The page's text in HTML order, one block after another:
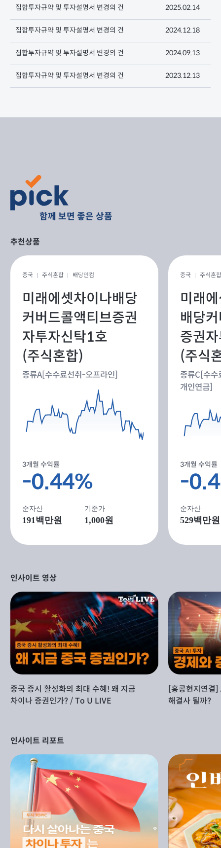
집합투자규약 및 투자설명서 변경의 건 2025.02.14
집합투자규약 및 투자설명서 변경의 건 2024.12.18
집합투자규약 및 투자설명서 변경의 건 2024.09.13
집합투자규약 및 투자설명서 변경의 건 2023.12.13
함께 보면 좋은 상품
추천상품
중국 주식혼합 배당인컴
미래에셋차이나배당
커버드콜액티브증권
자투자신탁1호
(주식혼합)
종류A[수수료선취-오프라인]
3개월 수익률
-0.44%
순자산
191 백만원
기준가
1,000원
중국 주식혼합
미래
배당
증권
(주식
종류C[수수
개인연금]
3개월 수익률
-
순자산
529백만원
인사이트 영상
중국 증시 활성화의 최대 수혜! 왜 지금
차이나 증권인가? / To U LIVE
[홍콩현지연결
해결사 될까?
인사이트 리포트